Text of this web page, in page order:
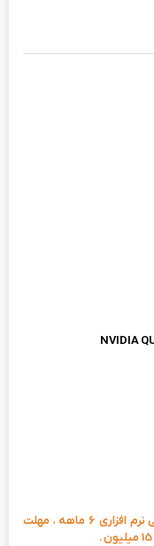
دارای گارانتی سخت افزاری 1 ماهه ، دارای گارانتی نرم افزاری 6 ماهه ، مهلت